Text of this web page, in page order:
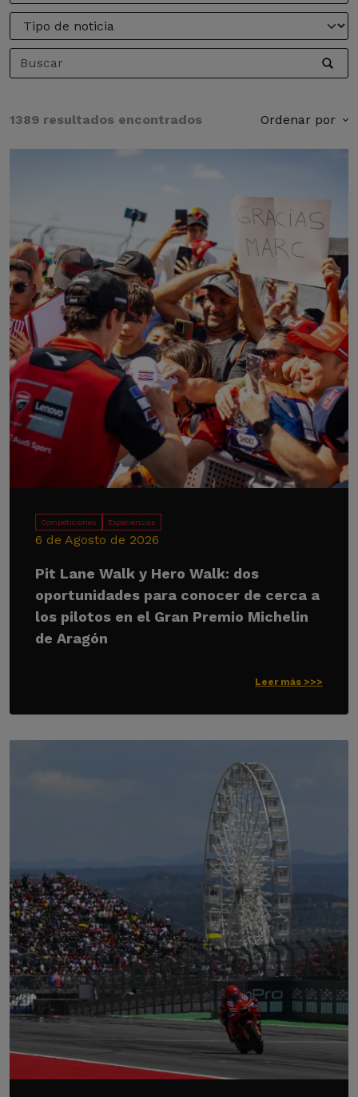
1389 resultados encontrados Ordenar por
Competiciones Experiencias
6 de Agosto de 2026
Pit Lane Walk y Hero Walk: dos
oportunidades para conocer de cerca a
los pilotos en el Gran Premio Michelin
de Aragón
Leer más >>>